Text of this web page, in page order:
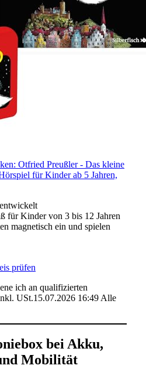
Otfried Preußler - Das kleine
für Kinder ab 5 Jahren,
für Kinder von 3 bis 12 Jahren
magnetisch ein und spielen
prüfen
ich an qualifizierten
USt.15.07.2026 16:49 Alle
bei Akku,
Mobilität